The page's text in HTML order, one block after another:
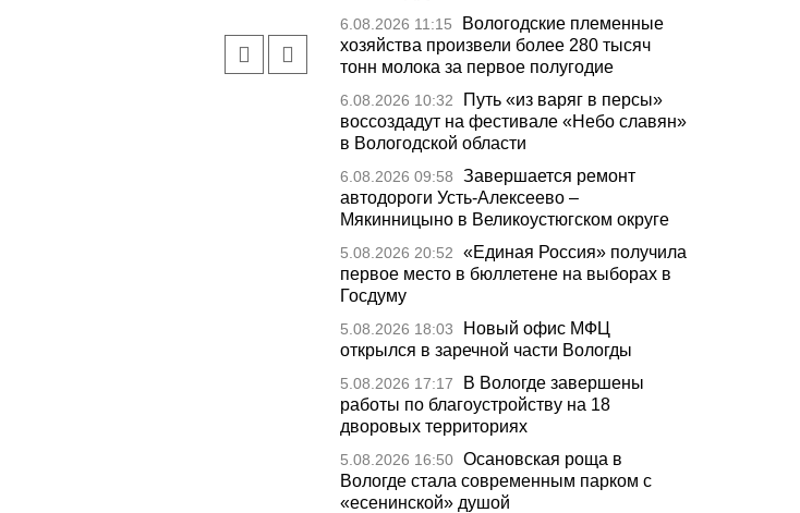
6.08.2026 11:15
Вологодские племенные
хозяйства произвели более 280 тысяч
тонн молока за первое полугодие
6.08.2026 10:32
Путь «из варяг в персы»
воссоздадут на фестивале «Небо славян»
в Вологодской области
6.08.2026 09:58
Завершается ремонт
автодороги Усть-Алексеево –
Мякинницыно в Великоустюгском округе
5.08.2026 20:52
«Единая Россия» получила
первое место в бюллетене на выборах в
Госдуму
5.08.2026 18:03
Новый офис МФЦ
открылся в заречной части Вологды
5.08.2026 17:17
В Вологде завершены
работы по благоустройству на 18
дворовых территориях
5.08.2026 16:50 Осановская роща в
Вологде стала современным парком с
«есенинской» душой